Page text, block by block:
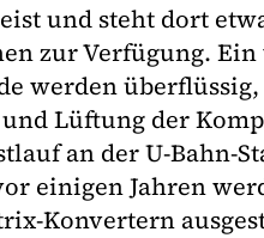
und steht dort
zur Verfügung.
werden überflüssig,
Lüftung der
an der U-Bahn-
einigen Jahren
Konvertern